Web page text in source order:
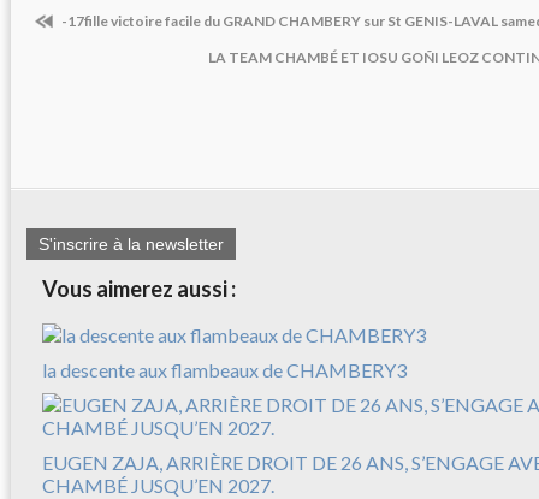
-17fille victoire facile du GRAND CHAMBERY sur St GENIS-LAVAL
LA TEAM CHAMBÉ ET IOSU GOÑI LEOZ
S'inscrire à la newsletter
Vous aimerez aussi :
la descente aux flambeaux de CHAMBERY3
EUGEN ZAJA, ARRIÈRE DROIT DE 26 ANS, S’ENGAGE
CHAMBÉ JUSQU’EN 2027.